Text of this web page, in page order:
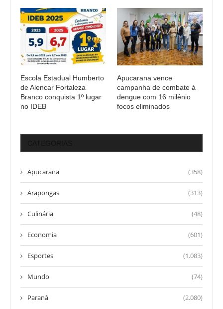
Escola Estadual Humberto
de Alencar Fortaleza
Branco conquista 1º lugar
no IDEB
Apucarana vence
campanha de combate à
dengue com 16 milénio
focos eliminados
Apucarana (358)
Arapongas (313)
Culinária (48)
Economia (601)
Esportes (1.083)
Mundo (74)
Paraná (2.080)